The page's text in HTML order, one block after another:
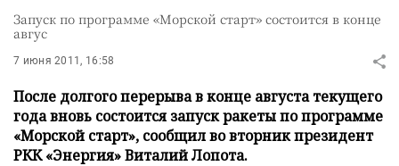
Запуск по программе «Морской старт» состоится в конце
авгус
7 июня 2011, 16:58
После долгого перерыва в конце августа текущего
года вновь состоится запуск ракеты по программе
«Морской старт», сообщил во вторник президент
РКК «Энергия» Виталий Лопота.